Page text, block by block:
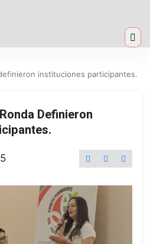
instituciones participantes.
Definieron